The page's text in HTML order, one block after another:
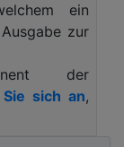
Vorteile des
Punkt:„Mit
erstmals
all unsere
ein
zur
der
sich an,